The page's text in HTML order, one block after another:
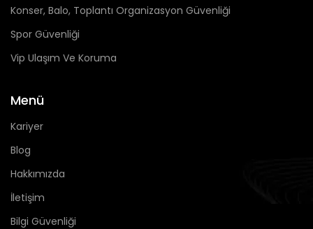
Konser, Balo, Toplantı Organizasyon Güvenliği
Spor Güvenliği
Vip Ulaşım Ve Koruma
Menü
Kariyer
Blog
Hakkımızda
İletişim
Bilgi Güvenliği